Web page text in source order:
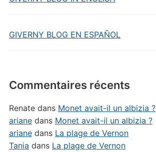
GIVERNY BLOG EN ESPAÑOL
Commentaires récents
Renatedans Monet avait-il un albizia ?
arianedans Monet avait-il un albizia ?
arianedans La plage de Vernon
Tania dans La plage de Vernon